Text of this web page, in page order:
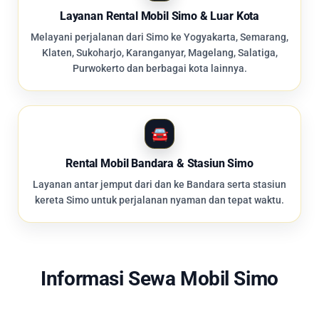
Layanan Rental Mobil Simo & Luar Kota
Melayani perjalanan dari Simo ke Yogyakarta, Semarang,
Klaten, Sukoharjo, Karanganyar, Magelang, Salatiga,
Purwokerto dan berbagai kota lainnya.
Rental Mobil Bandara & Stasiun Simo
Layanan antar jemput dari dan ke Bandara serta stasiun
kereta Simo untuk perjalanan nyaman dan tepat waktu.
Informasi Sewa Mobil Simo